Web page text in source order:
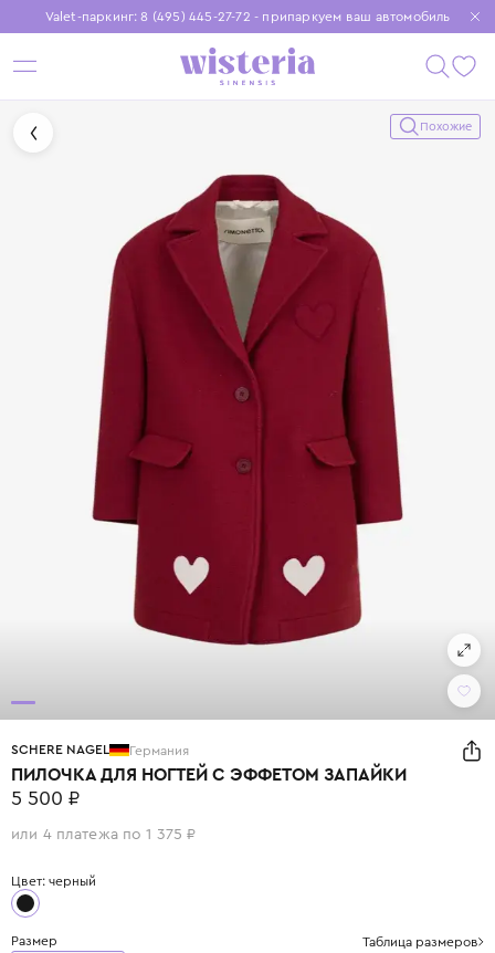
Valet-паркинг: 8 (495) 445-27-72 - припаркуем ваш автомобиль
Бесплатная доставка при заказе от 15 000 ₽
Установите приложение, чтобы покупки были еще удобнее
Похожие
SCHERE NAGEL Германия
ПИЛОЧКА ДЛЯ НОГТЕЙ С ЭФФЕТОМ ЗАПАЙКИ
5 500 ₽
или 4 платежа по 1 375 ₽
Цвет: черный
Размер Таблица размеров